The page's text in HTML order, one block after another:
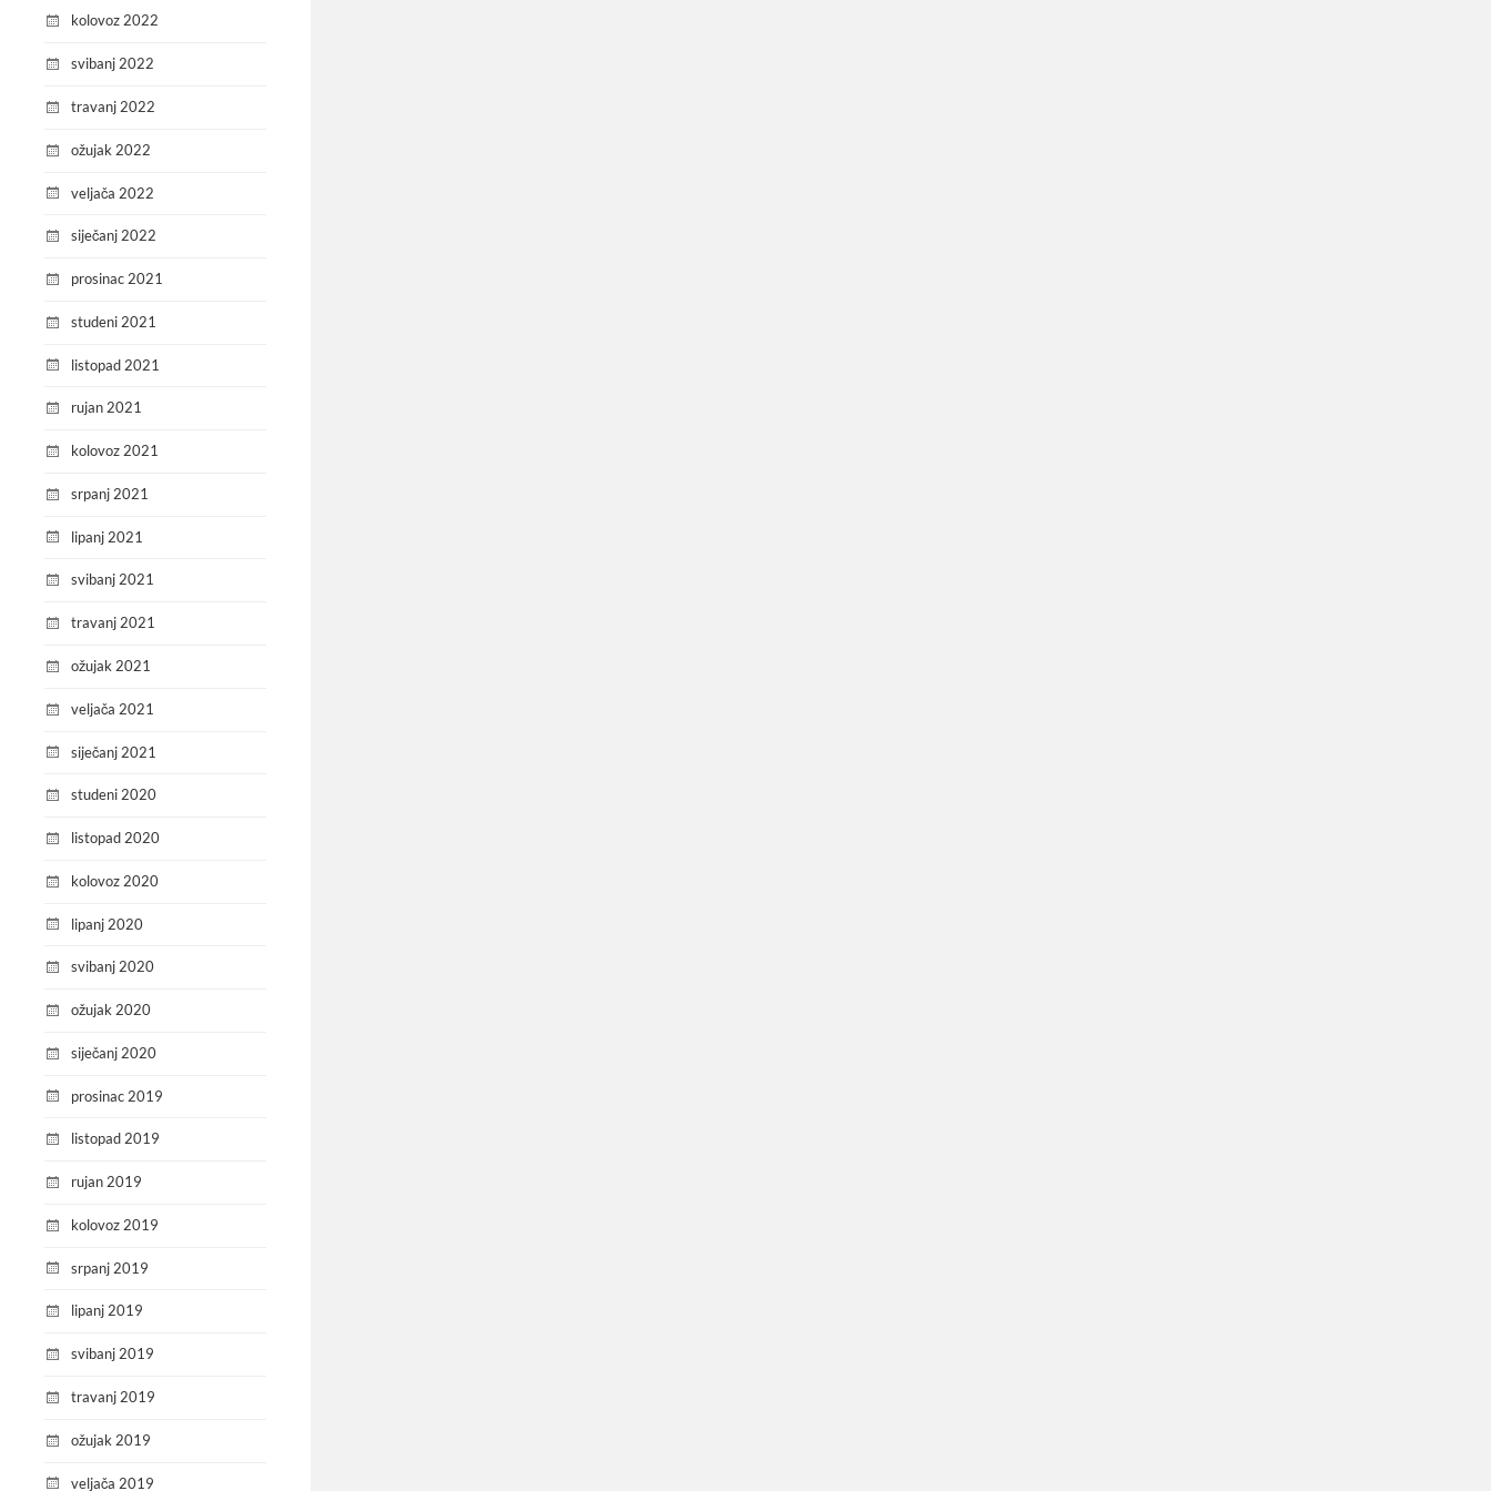
kolovoz 2022
svibanj 2022
travanj 2022
ožujak 2022
veljača 2022
siječanj 2022
prosinac 2021
studeni 2021
listopad 2021
rujan 2021
kolovoz 2021
srpanj 2021
lipanj 2021
svibanj 2021
travanj 2021
ožujak 2021
veljača 2021
siječanj 2021
studeni 2020
listopad 2020
kolovoz 2020
lipanj 2020
svibanj 2020
ožujak 2020
siječanj 2020
prosinac 2019
listopad 2019
rujan 2019
kolovoz 2019
srpanj 2019
lipanj 2019
svibanj 2019
travanj 2019
ožujak 2019
veljača 2019